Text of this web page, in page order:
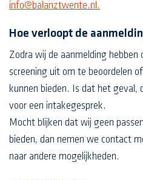
info@balanztwente.nl.
Hoe verloopt de
Zodra wij de aanmelding
screening uit om te beoordelen
kunnen bieden. Is dat het geval,
voor een intakegesprek.
Mocht blijken dat wij geen
bieden, dan nemen we contact
naar andere mogelijkheden.